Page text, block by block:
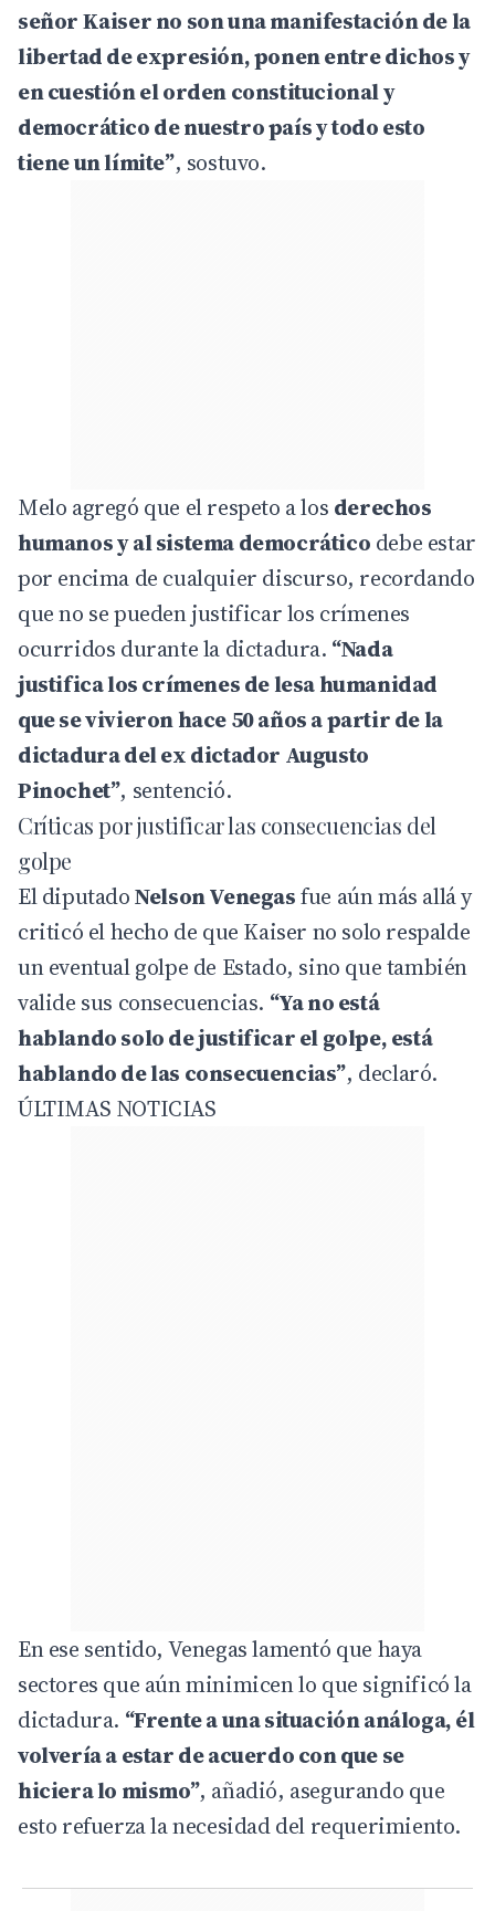
señor Kaiser no son una manifestación de la
libertad de expresión, ponen entre dichos y
en cuestión el orden constitucional y
democrático de nuestro país y todo esto
tiene un límite”, sostuvo.
Melo agregó que el respeto a los derechos
humanos y al sistema democrático debe estar
por encima de cualquier discurso, recordando
que no se pueden justificar los crímenes
ocurridos durante la dictadura. “Nada
justifica los crímenes de lesa humanidad
que se vivieron hace 50 años a partir de la
dictadura del ex dictador Augusto
Pinochet”, sentenció.
Críticas por justificar las consecuencias del
golpe
El diputadoNelson Venegasfue aún más allá y
criticó el hecho de que Kaiser no solo respalde
un eventual golpe de Estado, sino que también
valide sus consecuencias. “Ya no está
hablando solo de justificar el golpe, está
hablando de las consecuencias”, declaró.
ÚLTIMAS NOTICIAS
En ese sentido, Venegas lamentó que haya
sectores que aún minimicen lo que significó la
dictadura. “Frente a una situación análoga, él
volvería a estar de acuerdo con que se
hiciera lo mismo”, añadió, asegurando que
esto refuerza la necesidad del requerimiento.